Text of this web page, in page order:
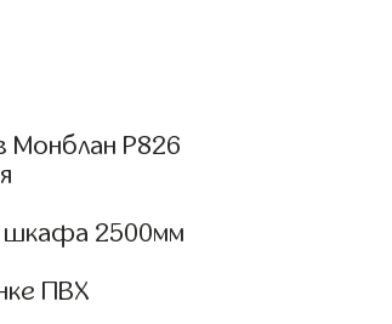
Монблан Р826
шкафа 2500мм
ПВХ